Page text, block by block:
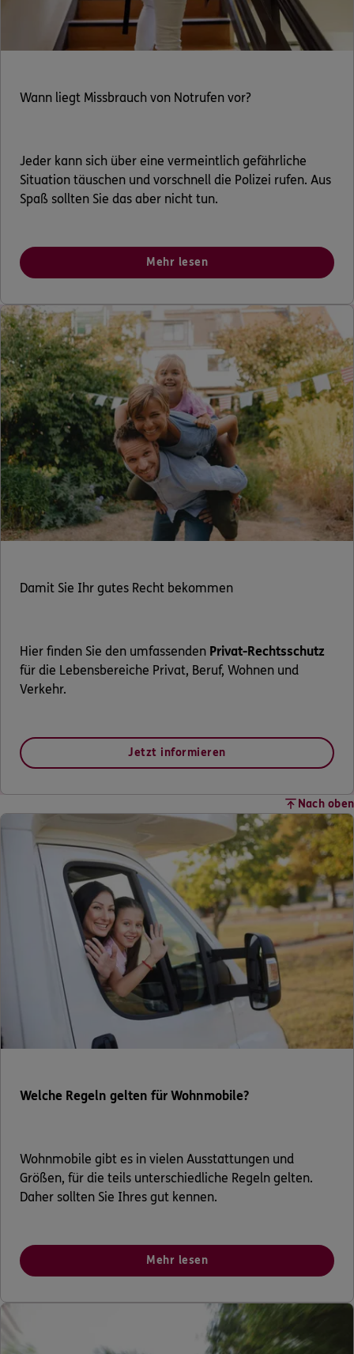
Wann liegt Missbrauch von Notrufen vor?
Jeder kann sich über eine vermeintlich gefährliche
Situation täuschen und vorschnell die Polizei rufen. Aus
Spaß sollten Sie das aber nicht tun.
Mehr lesen
Damit Sie Ihr gutes Recht bekommen
Hier finden Sie den umfassenden Privat-Rechtsschutz
für die Lebensbereiche Privat, Beruf, Wohnen und
Verkehr.
Jetzt informieren
Nach oben
Welche Regeln gelten für Wohnmobile?
Wohnmobile gibt es in vielen Ausstattungen und
Größen, für die teils unterschiedliche Regeln gelten.
Daher sollten Sie Ihres gut kennen.
Mehr lesen